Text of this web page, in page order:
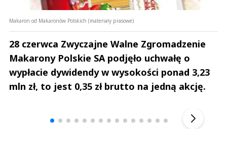
Makaron od Makaronów Polskich (materiały prasowe)
28 czerwca Zwyczajne Walne Zgromadzenie
Makarony Polskie SA podjęło uchwałę o
wypłacie dywidendy w wysokości ponad 3,23
mln zł, to jest 0,35 zł brutto na jedną akcję.
Marta i